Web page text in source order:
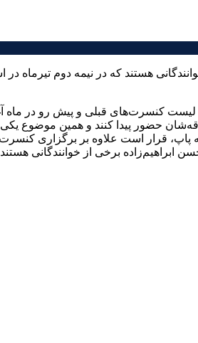
هستند که در نیمه دوم تیرماه در
لیست کنسرت‌های قبلی و پیش رو در ماه
حضور پیدا کنند و همین موضوع یکی
قرار است علاوه بر برگزاری
ابراهیم‌زاده برخی از خوانندگانی